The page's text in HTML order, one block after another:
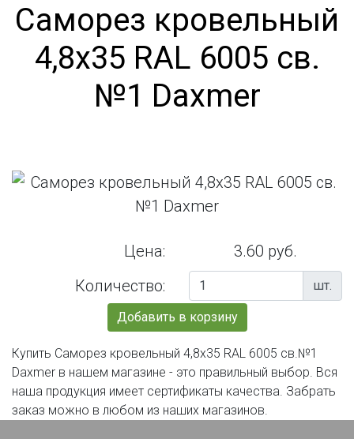
Саморез кровельный
4,8х35 RAL 6005 св.
№1 Daxmer
Цена:
3.60 руб.
Количество:
шт.
Добавить в корзину
Купить Саморез кровельный 4,8х35 RAL 6005 св.№1
Daxmer в нашем магазине - это правильный выбор. Вся
наша продукция имеет сертификаты качества. Забрать
заказ можно в любом из наших магазинов.